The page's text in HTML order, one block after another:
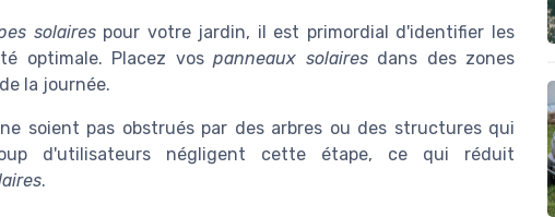
solairespour votre jardin, il est primordial d'identifier les
optimale. Placez vos panneaux solairesdans des zones
la journée.
soient pas obstrués par des arbres ou des structures qui
d'utilisateurs négligent cette étape, ce qui réduit
.